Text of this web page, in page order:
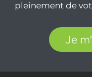
pleinement de
Je